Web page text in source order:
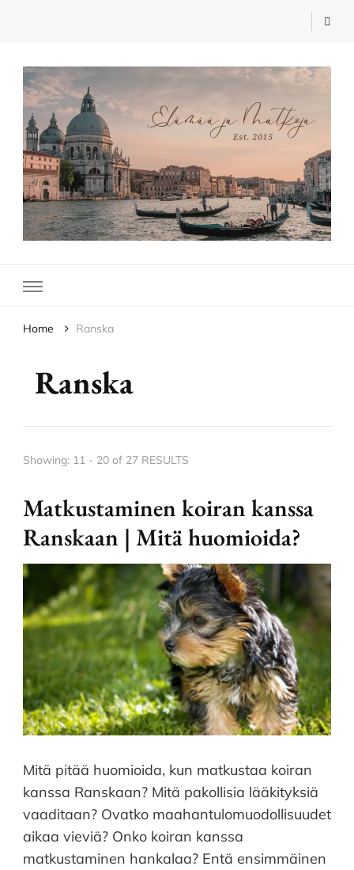
Elämää ja Matkoja
Home Ranska
Ranska
Showing: 11 - 20 of 27 RESULTS
Matkustaminen koiran kanssa
Ranskaan | Mitä huomioida?
Mitä pitää huomioida, kun matkustaa koiran
kanssa Ranskaan? Mitä pakollisia lääkityksiä
vaaditaan? Ovatko maahantulomuodollisuudet
aikaa vieviä? Onko koiran kanssa
matkustaminen hankalaa? Entä ensimmäinen